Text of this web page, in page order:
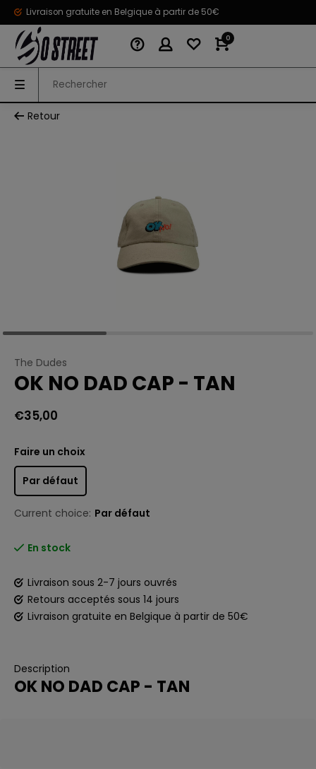
Livraison gratuite en Belgique à partir de 50€
0
Retour
The Dudes
OK NO DAD CAP - TAN
€35,00
Faire un choix
Par défaut
Current choice: Par défaut
En stock
Livraison sous 2-7 jours ouvrés
Retours acceptés sous 14 jours
Livraison gratuite en Belgique à partir de 50€
Description
OK NO DAD CAP - TAN